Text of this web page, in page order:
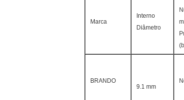
Marca
Interno
Diâmetro
BRANDO
9.1 mm